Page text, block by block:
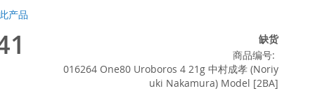
产品
缺货
商品编号
016264 One80 Uroboros 4 21g 中村成孝 (Noriy
uki Nakamura) Model [2BA]